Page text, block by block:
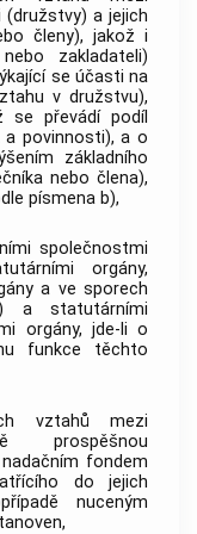
a jejich
členy), jakož i
zakladateli)
se účasti na
v družstvu),
se převádí podíl
a povinnosti), a o
základního
nebo člena),
písmena b),
společnostmi
orgány,
a ve sporech
a statutárními
orgány, jde-li o
funkce těchto
vztahů mezi
prospěšnou
fondem
do jejich
nuceným